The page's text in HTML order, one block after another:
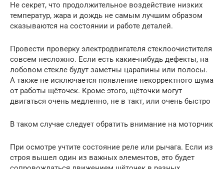
Не секрет, что продолжительное воздействие низких
температур, жара и дождь не самым лучшим образом
сказываются на состоянии и работе деталей.
Провести проверку электродвигателя стеклоочистителя
совсем несложно. Если есть какие-нибудь дефекты, на
лобовом стекле будут заметны царапины или полосы.
А также не исключается появление некорректного шума
от работы щёточек. Кроме этого, щёточки могут
двигаться очень медленно, не в такт, или очень быстро
В таком случае следует обратить внимание на моторчик
При осмотре учтите состояние реле или рычага. Если из
строя вышел один из важных элементов, это будет